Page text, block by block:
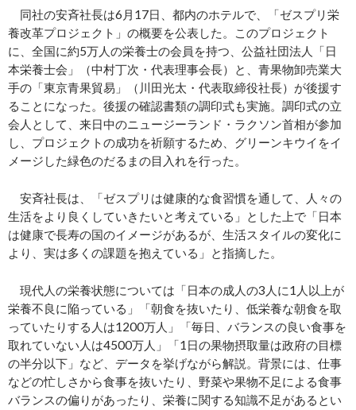
同社の安斉社長は6月17日、都内のホテルで、「ゼスプリ栄
養改革プロジェクト」の概要を公表した。このプロジェクト
に、全国に約5万人の栄養士の会員を持つ、公益社団法人「日
本栄養士会」（中村丁次・代表理事会長）と、青果物卸売業大
手の「東京青果貿易」（川田光太・代表取締役社長）が後援す
ることになった。後援の確認書類の調印式も実施。調印式の立
会人として、来日中のニュージーランド・ラクソン首相が参加
し、プロジェクトの成功を祈願するため、グリーンキウイをイ
メージした緑色のだるまの目入れを行った。
安斉社長は、「ゼスプリは健康的な食習慣を通して、人々の
生活をより良くしていきたいと考えている」とした上で「日本
は健康で長寿の国のイメージがあるが、生活スタイルの変化に
より、実は多くの課題を抱えている」と指摘した。
現代人の栄養状態については「日本の成人の3人に1人以上が
栄養不良に陥っている」「朝食を抜いたり、低栄養な朝食を取
っていたりする人は1200万人」「毎日、バランスの良い食事を
取れていない人は4500万人」「1日の果物摂取量は政府の目標
の半分以下」など、データを挙げながら解説。背景には、仕事
などの忙しさから食事を抜いたり、野菜や果物不足による食事
バランスの偏りがあったり、栄養に関する知識不足があるとい